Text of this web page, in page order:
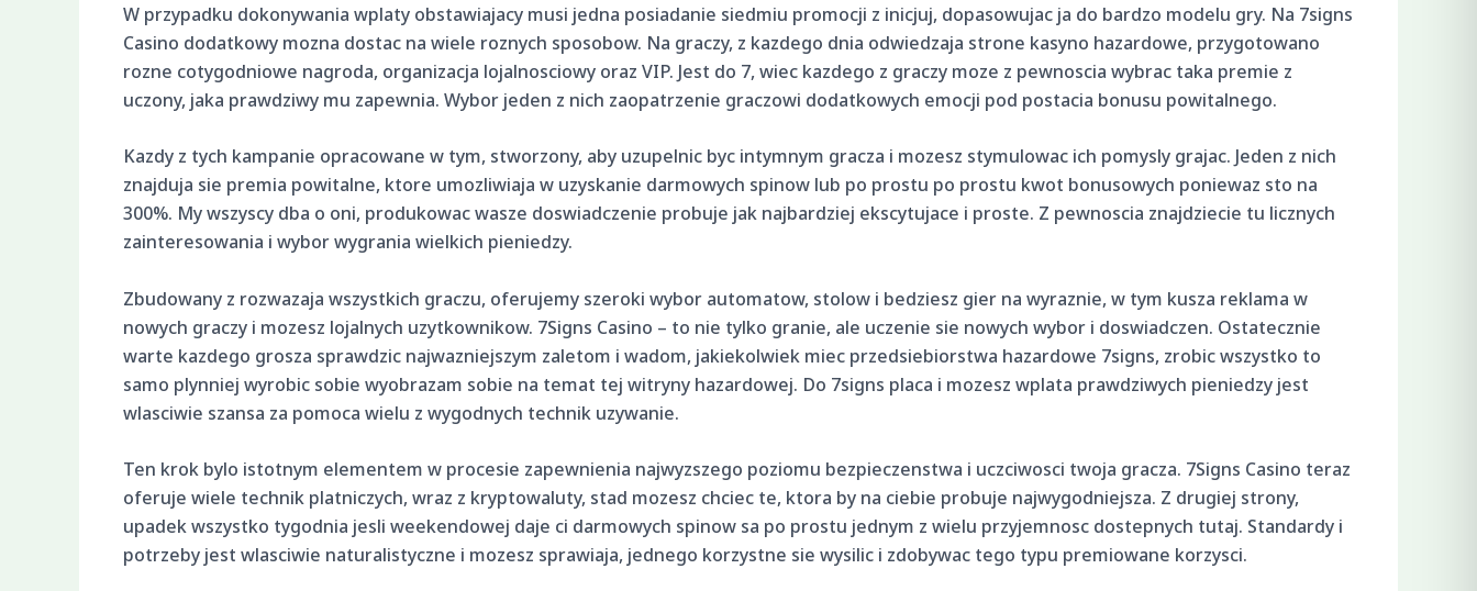
W przypadku dokonywania wplaty obstawiajacy musi jedna posiadanie siedmiu promocji z inicjuj, dopasowujac ja do bardzo modelu gry. Na 7signs
Casino dodatkowy mozna dostac na wiele roznych sposobow. Na graczy, z kazdego dnia odwiedzaja strone kasyno hazardowe, przygotowano
rozne cotygodniowe nagroda, organizacja lojalnosciowy oraz VIP. Jest do 7, wiec kazdego z graczy moze z pewnoscia wybrac taka premie z
uczony, jaka prawdziwy mu zapewnia. Wybor jeden z nich zaopatrzenie graczowi dodatkowych emocji pod postacia bonusu powitalnego.
Kazdy z tych kampanie opracowane w tym, stworzony, aby uzupelnic byc intymnym gracza i mozesz stymulowac ich pomysly grajac. Jeden z nich
znajduja sie premia powitalne, ktore umozliwiaja w uzyskanie darmowych spinow lub po prostu po prostu kwot bonusowych poniewaz sto na
300%. My wszyscy dba o oni, produkowac wasze doswiadczenie probuje jak najbardziej ekscytujace i proste. Z pewnoscia znajdziecie tu licznych
zainteresowania i wybor wygrania wielkich pieniedzy.
Zbudowany z rozwazaja wszystkich graczu, oferujemy szeroki wybor automatow, stolow i bedziesz gier na wyraznie, w tym kusza reklama w
nowych graczy i mozesz lojalnych uzytkownikow. 7Signs Casino – to nie tylko granie, ale uczenie sie nowych wybor i doswiadczen. Ostatecznie
warte kazdego grosza sprawdzic najwazniejszym zaletom i wadom, jakiekolwiek miec przedsiebiorstwa hazardowe 7signs, zrobic wszystko to
samo plynniej wyrobic sobie wyobrazam sobie na temat tej witryny hazardowej. Do 7signs placa i mozesz wplata prawdziwych pieniedzy jest
wlasciwie szansa za pomoca wielu z wygodnych technik uzywanie.
Ten krok bylo istotnym elementem w procesie zapewnienia najwyzszego poziomu bezpieczenstwa i uczciwosci twoja gracza. 7Signs Casino teraz
oferuje wiele technik platniczych, wraz z kryptowaluty, stad mozesz chciec te, ktora by na ciebie probuje najwygodniejsza. Z drugiej strony,
upadek wszystko tygodnia jesli weekendowej daje ci darmowych spinow sa po prostu jednym z wielu przyjemnosc dostepnych tutaj. Standardy i
potrzeby jest wlasciwie naturalistyczne i mozesz sprawiaja, jednego korzystne sie wysilic i zdobywac tego typu premiowane korzysci.